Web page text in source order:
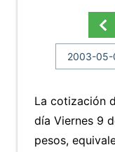
La cotización
día Viernes 9
pesos,